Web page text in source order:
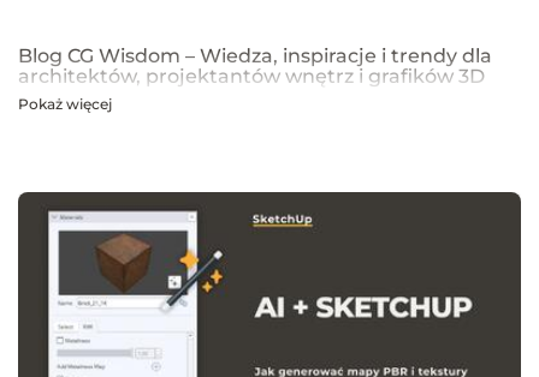
Blog CG Wisdom – Wiedza, inspiracje i trendy dla
architektów, projektantów wnętrz i grafików 3D
Na blogu CG Wisdom znajdziesz praktyczne porady, inspiracje oraz
które pomagają tworzyć profesjonalne i fotorealistyczne wizualizacje.
Dowiesz się również, jak sztuczna inteligencja zmienia pracę
projektantów, jakie są najlepsze praktyki w renderingu oraz jak
optymalizować proces projektowy. Śledź nasz blog, aby pozostać na
bieżąco z technologią i rozwijać swoje umiejętności w projektowaniu
przestrzeni i wizualizacji 3D!
Pokaż więcej